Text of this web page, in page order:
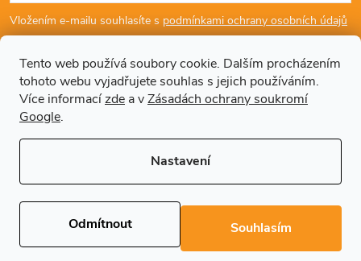
Tento web používá soubory cookie. Dalším procházením
tohoto webu vyjadřujete souhlas s jejich používáním.
Více informacízde a vZásadách ochrany soukromí
Google.
Nastavení
Odmítnout Souhlasím
pVložením e-mailu souhlasíte s podmínkami ochrany osobních údajů
Dodatečné informace
Copyright 2026Regals.cz. Všechna práva vyhrazena.Upravit nastavení
cookies